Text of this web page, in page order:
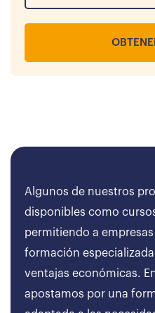
Algunos de nuestros
disponibles como
permitiendo a
formación
ventajas económicas.
apostamos por una